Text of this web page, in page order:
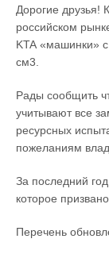
Дорогие друзья!
российском
KTA «машинки»
см3.
Рады сообщить
учитывают все
ресурсных
пожеланиям
За последний
которое
Перечень